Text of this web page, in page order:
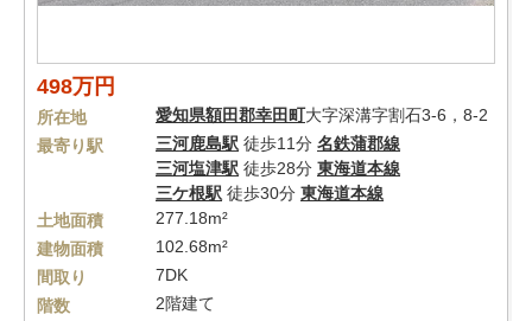
498万円
所在地 愛知県額田郡幸田町大字深溝字割石3-6，8-2
最寄り駅
三河鹿島駅 徒歩11分 名鉄蒲郡線
三河塩津駅 徒歩28分 東海道本線
三ケ根駅 徒歩30分 東海道本線
土地面積
277.18m²
建物面積
102.68m²
間取り
7DK
階数
2階建て